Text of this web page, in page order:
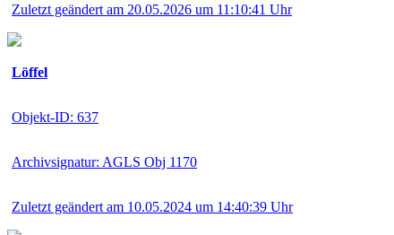
Zuletzt geändert am 20.05.2026 um 11:10:41 Uhr
Löffel
Objekt-ID: 637
Archivsignatur: AGLS Obj 1170
Zuletzt geändert am 10.05.2024 um 14:40:39 Uhr